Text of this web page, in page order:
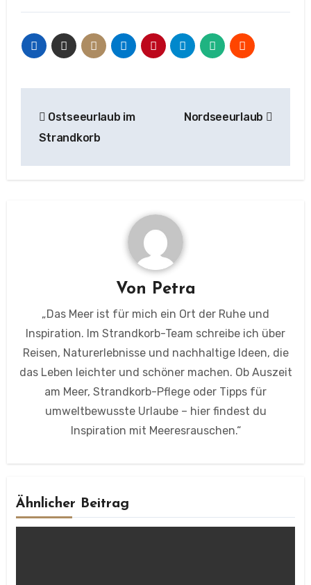
Ostseeurlaub im
Strandkorb
Nordseeurlaub
Von Petra
„Das Meer ist für mich ein Ort der Ruhe und
Inspiration. Im Strandkorb-Team schreibe ich über
Reisen, Naturerlebnisse und nachhaltige Ideen, die
das Leben leichter und schöner machen. Ob Auszeit
am Meer, Strandkorb-Pflege oder Tipps für
umweltbewusste Urlaube – hier findest du
Inspiration mit Meeresrauschen.“
Ähnlicher Beitrag